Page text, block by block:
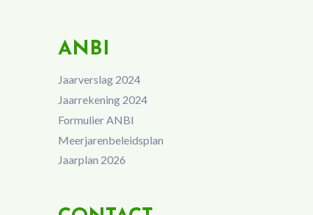
ANBI
Jaarverslag 2024
Jaarrekening 2024
Formulier ANBI
Meerjarenbeleidsplan
Jaarplan 2026